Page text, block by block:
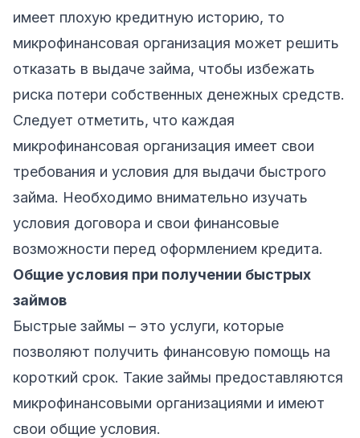
имеет плохую кредитную историю, то
микрофинансовая организация может решить
отказать в выдаче займа, чтобы избежать
риска потери собственных денежных средств.
Следует отметить, что каждая
микрофинансовая организация имеет свои
требования и условия для выдачи быстрого
займа. Необходимо внимательно изучать
условия договора и свои финансовые
возможности перед оформлением кредита.
Общие условия при получении быстрых
займов
Быстрые займы – это услуги, которые
позволяют получить финансовую помощь на
короткий срок. Такие займы предоставляются
микрофинансовыми организациями и имеют
свои общие условия.